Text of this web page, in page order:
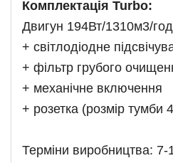
Комплектація Turbo:
Двигун 194Вт/1310м3/год
+ світлодіодне
+ фільтр грубого
+ механічне включення
+ розетка (розмір тумби
Терміни виробництва: 7-